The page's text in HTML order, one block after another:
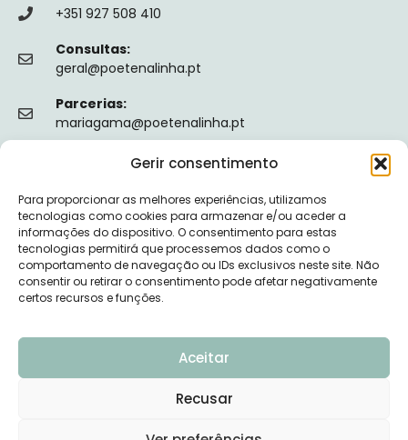
Gerir consentimento
Para proporcionar as melhores experiências, utilizamos
tecnologias como cookies para armazenar e/ou aceder a
informações do dispositivo. O consentimento para estas
tecnologias permitirá que processemos dados como o
comportamento de navegação ou IDs exclusivos neste site. Não
consentir ou retirar o consentimento pode afetar negativamente
certos recursos e funções.
Aceitar
Recusar
+351 927 508 410
Consultas:
geral@poetenalinha.pt
Parcerias:
mariagama@poetenalinha.pt
Política de privacidade
Termos e Condições
Livro de reclamações
Nº de Registo da ERS: E149128